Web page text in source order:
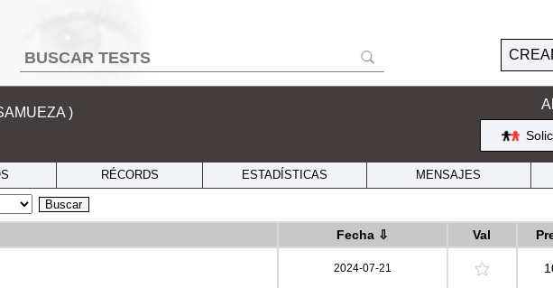
)
RÉCORDS ESTADÍSTICAS MENSAJES
Buscar
Fecha⇩ Val
2024-07-21